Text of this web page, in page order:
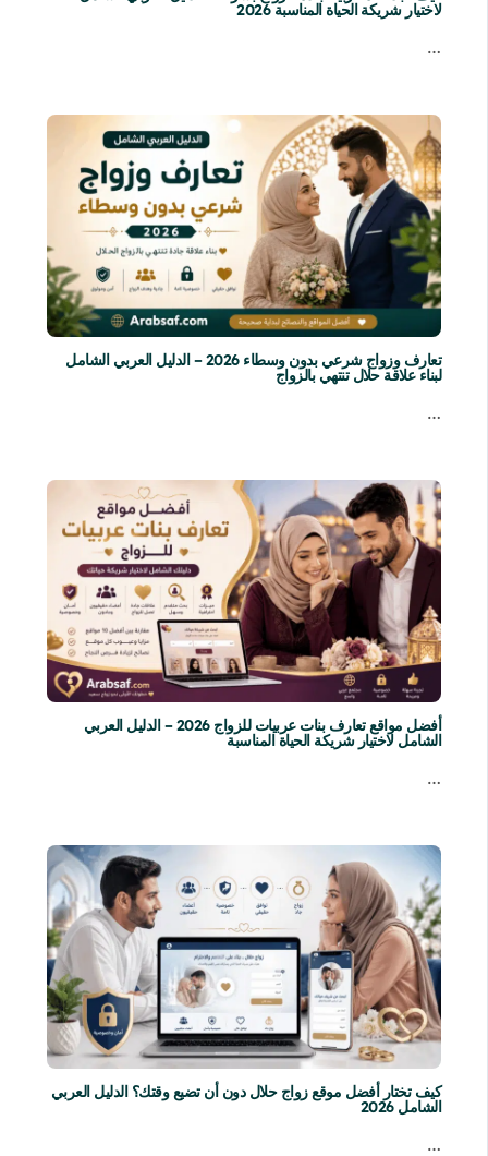
لاختيار شريكة الحياة المناسبة 2026
…
تعارف وزواج شرعي بدون وسطاء 2026 – الدليل العربي الشامل
لبناء علاقة حلال تنتهي بالزواج
…
أفضل مواقع تعارف بنات عربيات للزواج 2026 – الدليل العربي
الشامل لاختيار شريكة الحياة المناسبة
…
كيف تختار أفضل موقع زواج حلال دون أن تضيع وقتك؟ الدليل العربي
الشامل 2026
…